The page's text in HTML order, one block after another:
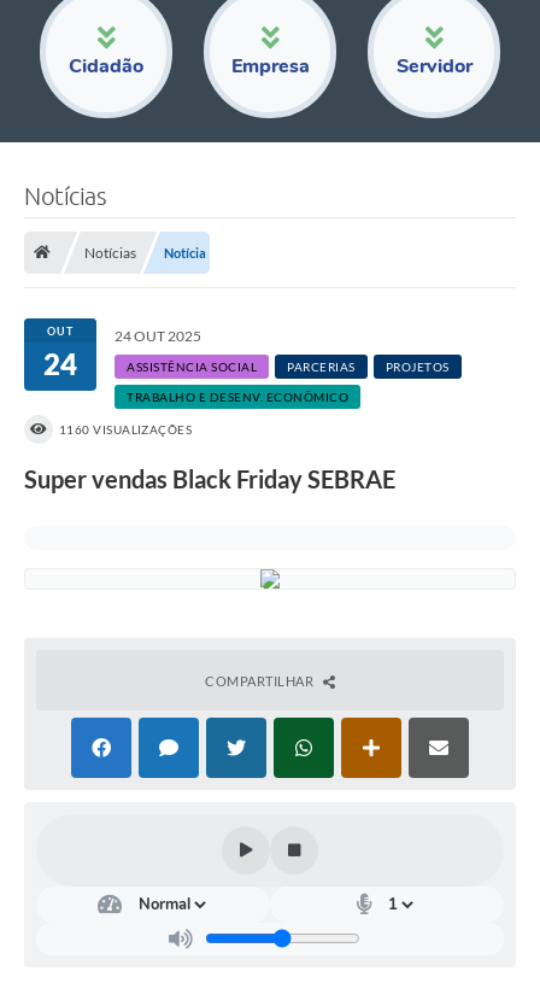
Telefones Úteis
Educação
Audiências Públicas
Legislação
Galeria de Fotos
Cidadão Empresa Servidor
Notícias
Notícias Notícia
OUT
24
24 OUT 2025
ASSISTÊNCIA SOCIAL PARCERIAS PROJETOS
TRABALHO E DESENV. ECONÔMICO
1160 VISUALIZAÇÕES
Super vendas Black Friday SEBRAE
COMPARTILHAR